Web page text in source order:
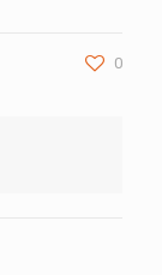
0